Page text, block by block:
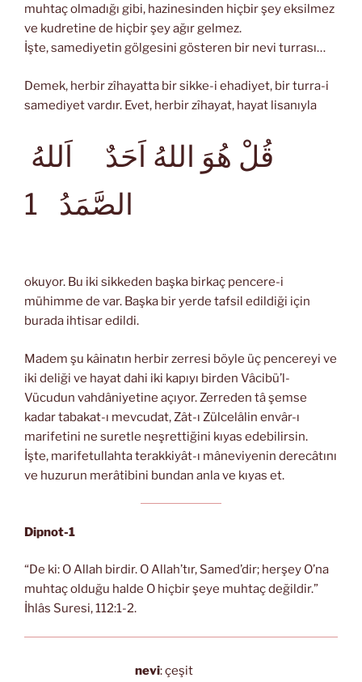
muhtaç olmadığı gibi, hazinesinden hiçbir şey eksilmez
ve kudretine de hiçbir şey ağır gelmez.
İşte, samediyetin gölgesini gösteren bir nevi turrası…
Demek, herbir zîhayatta bir sikke-i ehadiyet, bir turra-i
samediyet vardır. Evet, herbir zîhayat, hayat lisanıyla
الصَّمَدُ
okuyor. Bu iki sikkeden başka birkaç pencere-i
mühimme de var. Başka bir yerde tafsil edildiği için
burada ihtisar edildi.
Madem şu kâinatın herbir zerresi böyle üç pencereyi ve
iki deliği ve hayat dahi iki kapıyı birden Vâcibü’l-
Vücudun vahdâniyetine açıyor. Zerreden tâ şemse
kadar tabakat-ı mevcudat, Zât-ı Zülcelâlin envâr-ı
marifetini ne suretle neşrettiğini kıyas edebilirsin.
İşte, marifetullahta terakkiyât-ı mâneviyenin derecâtını
ve huzurun merâtibini bundan anla ve kıyas et.
Dipnot-1
“De ki: O Allah birdir. O Allah’tır, Samed’dir; herşey O’na
muhtaç olduğu halde O hiçbir şeye muhtaç değildir.”
İhlâs Suresi, 112:1-2.
nevi: çeşit